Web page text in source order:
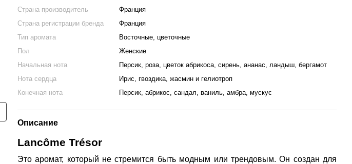
Франция
30ml, Италия
Страна производитель
Франция
Страна регистрации бренда
Франция
Тип аромата
Восточные, цветочные
Пол
Женские
Начальная нота
Персик, роза, цветок абрикоса, сирень, ананас, ландыш, бергамот
Нота сердца
Ирис, гвоздика, жасмин и гелиотроп
Конечная нота
Персик, абрикос, сандал, ваниль, амбра, мускус
Описание
Lancôme Trésor
Это аромат, который не стремится быть модным или трендовым. Он создан для